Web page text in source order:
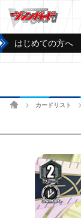
はじめての方へ
ホームカードリスト